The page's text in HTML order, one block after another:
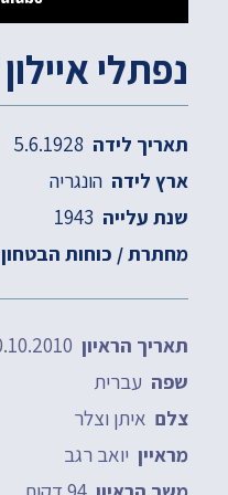
נפתלי איילון
תאריך לידה
ארץ לידה הונגריה
שנת עלייה
מחתרת / כוחות הבטחון
תאריך הראיון
שפה עברית
צלם איתן וצלר
מראיין יואב רגב